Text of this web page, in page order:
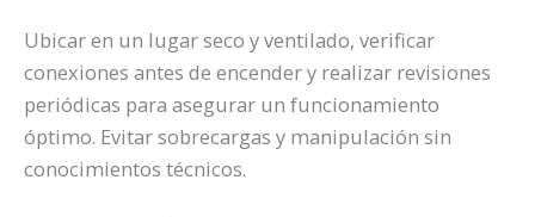
Ubicar en un lugar seco y ventilado, verificar
conexiones antes de encender y realizar revisiones
periódicas para asegurar un funcionamiento
óptimo. Evitar sobrecargas y manipulación sin
conocimientos técnicos.